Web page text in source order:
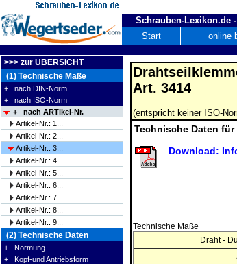
Schrauben-Lexikon.de -
Start
online
>>> zur ÜBERSICHT
(1) Technische Maße
+ nach DIN-Norm
+ nach ISO-Norm
+ nach ARTikel-Nr.
Artikel-Nr.: 1...
Artikel-Nr.: 2...
Artikel-Nr.: 3...
Artikel-Nr.: 4...
Artikel-Nr.: 5...
Artikel-Nr.: 6...
Artikel-Nr.: 7...
Artikel-Nr.: 8...
Artikel-Nr.: 9...
(2) Technische Daten
+ Normung
+ Kopf-und Antriebsform
Art. 3414
(entspricht keiner ISO-
Technische Daten für
Download:
Technische Maße
Draht -